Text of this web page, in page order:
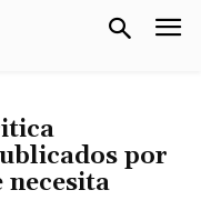
por
necesita